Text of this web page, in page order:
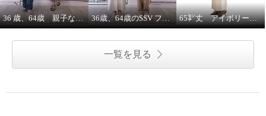
36 歳、64歳 親子な年齢差コーデ 36歳、64歳のSSV フレンチスリーブシャツはジレにもなります。 65㌢丈 アイボリーワイドパンツは、シルエット、履き心地ピカイチ
一覧を見る